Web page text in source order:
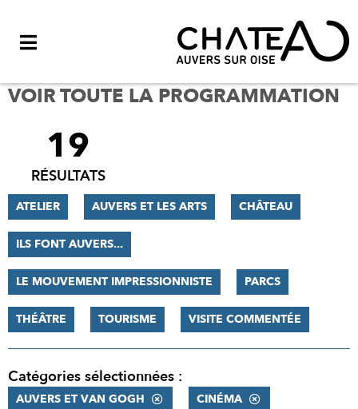
VOIR TOUTE LA PROGRAMMATION
FILTRER
RÉSULTATS
19
RÉSULTATS
ATELIER AUVERS ET LES ARTS CHÂTEAU
ILS FONT AUVERS...
LE MOUVEMENT IMPRESSIONNISTE PARCS
THÉÂTRE TOURISME VISITE COMMENTÉE
Catégories sélectionnées :
AUVERS ET VAN GOGH CINÉMA